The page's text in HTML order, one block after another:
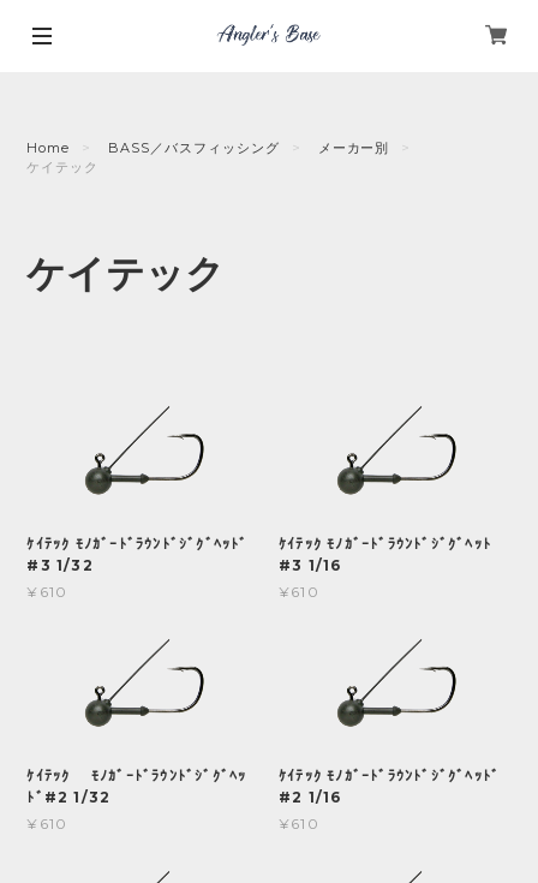
Home BASS／バスフィッシング
メーカー別
ケイテック
ケイテック
ｹｲﾃｯｸ ﾓﾉｶﾞｰﾄﾞﾗｳﾝﾄﾞｼﾞｸﾞﾍｯﾄﾞ
#3 1/32
¥610
ｹｲﾃｯｸ ﾓﾉｶﾞｰﾄﾞﾗｳﾝﾄﾞｼﾞｸﾞﾍｯﾄ
#3 1/16
¥610
ｹｲﾃｯｸ ﾓﾉｶﾞｰﾄﾞﾗｳﾝﾄﾞｼﾞｸﾞﾍｯ
ﾄﾞ#2 1/32
¥610
ｹｲﾃｯｸ ﾓﾉｶﾞｰﾄﾞﾗｳﾝﾄﾞｼﾞｸﾞﾍｯﾄﾞ
#2 1/16
¥610